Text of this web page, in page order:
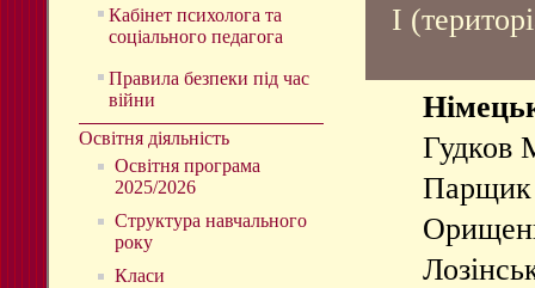
Кабінет психолога та
соціального педагога
Правила безпеки під час
війни
Освітня діяльність
Освітня програма
2025/2026
Структура навчального
року
Класи
І
Гудков